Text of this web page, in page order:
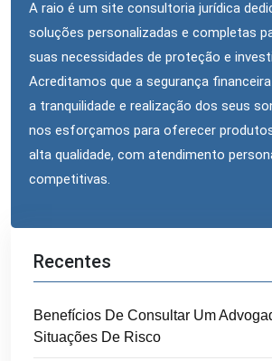
A raio é um site consultoria jurídica
soluções personalizadas e completas
suas necessidades de proteção e
Acreditamos que a segurança
a tranquilidade e realização dos seus
nos esforçamos para oferecer
alta qualidade, com atendimento
competitivas.
Recentes
Benefícios De Consultar Um
Situações De Risco